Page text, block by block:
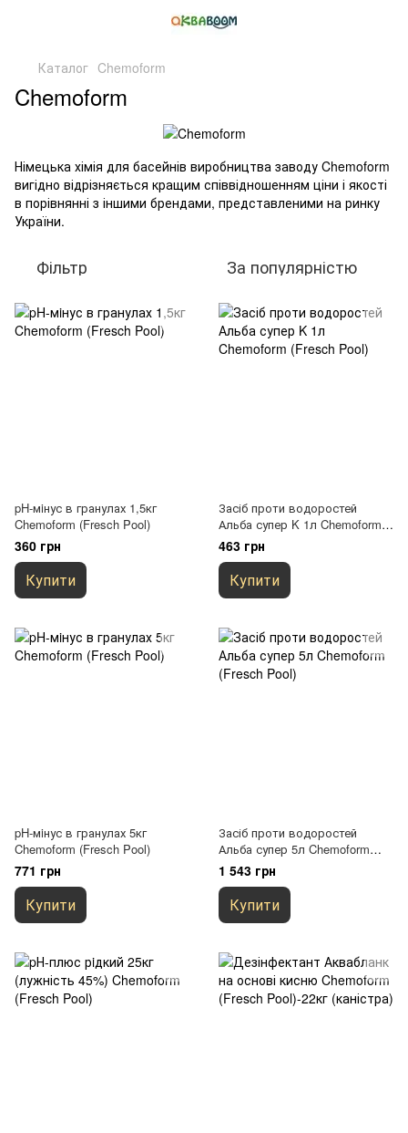
Каталог Chemoform
Chemoform
Німецька хімія для басейнів виробництва заводу Chemoform
вигідно відрізняється кращим співвідношенням ціни і якості
в порівнянні з іншими брендами, представленими на ринку
України.
Фільтр За популярністю
pH-мiнус в гранулах 1,5кг
Chemoform (Fresch Pool)
360 грн
Купити
Засіб проти водоростей
Альба супер K 1л Chemoform
(Fresch Pool)
463 грн
Купити
pH-мiнус в гранулах 5кг
Chemoform (Fresch Pool)
771 грн
Купити
Засіб проти водоростей
Альба супер 5л Chemoform
(Fresch Pool)
1 543 грн
Купити